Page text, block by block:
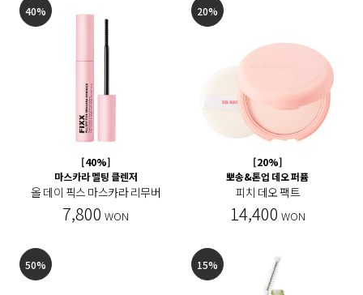
40%
[40%]
마스카라 멜팅 클렌저
올 데이 픽스 마스카라 리무버
7,800 WON
20%
[20%]
뽀송&톤업 데오 퍼퓸
피치 데오 팩트
14,400 WON
50% 15%